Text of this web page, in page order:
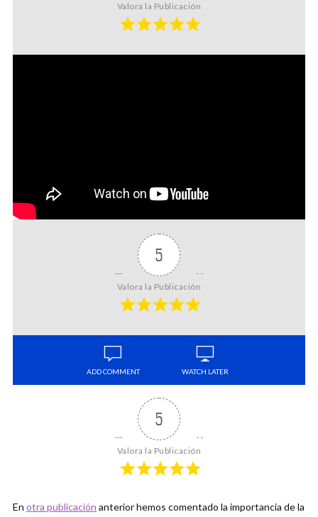
Valora la Publicación
5
Valora la Publicación
ADD COMMENT WATCH LATER
5
Valora la Publicación
En otra publicación anterior hemos comentado la importancia de la